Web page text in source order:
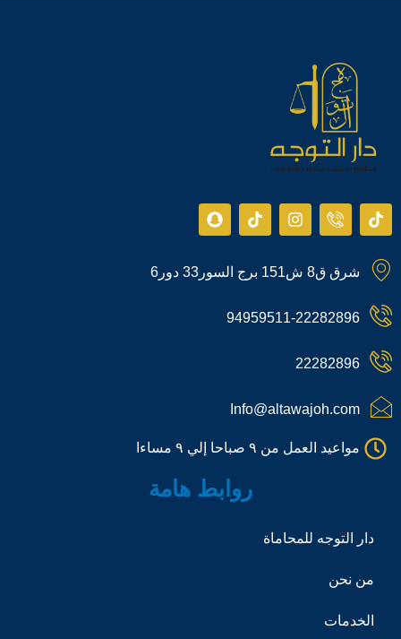
T
i
t
o
I
c
-
o
e
-
a
l
1
I
n
a
a
T
i
o
S
n
c
شرق ق8 ش151 برج السور33 دور6
94959511-22282896
22282896
Info@altawajoh.com
مواعيد العمل من ٩ صباحا إلي ٩ مساءا
روابط هامة
دار التوجه للمحاماة
من نحن
الخدمات